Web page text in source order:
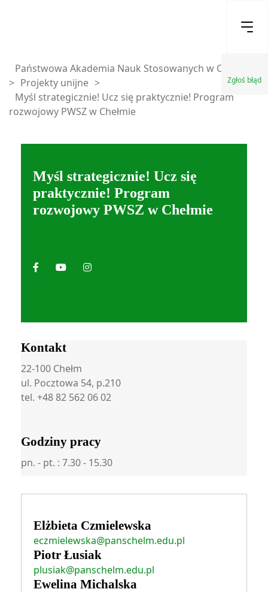
Zgłoś błąd
Państwowa Akademia Nauk Stosowanych w Chełmie
> Projekty unijne >
Myśl strategicznie! Ucz się praktycznie! Program
rozwojowy PWSZ w Chełmie
Myśl strategicznie! Ucz się
praktycznie! Program
rozwojowy PWSZ w Chełmie
Kontakt
22-100 Chełm
ul. Pocztowa 54, p.210
tel. +48 82 562 06 02
Godziny pracy
pn. - pt. : 7.30 - 15.30
Elżbieta Czmielewska
eczmielewska@panschelm.edu.pl
Piotr Łusiak
plusiak@panschelm.edu.pl
Ewelina Michalska